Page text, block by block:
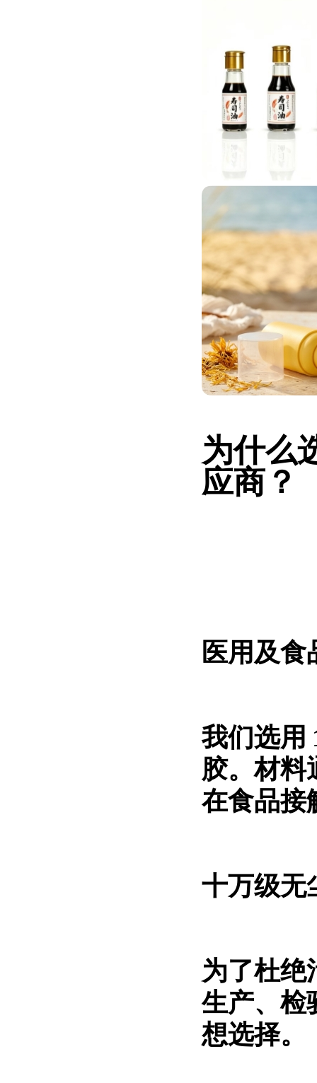
为什么
应商？
医用及食
我们选用
胶。材料
在食品接
十万级无
为了杜绝
生产、检
想选择。